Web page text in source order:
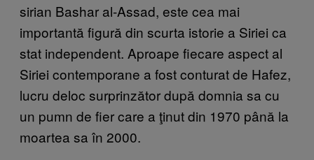
sirian Bashar al-Assad, este cea mai
importantă figură din scurta istorie a Siriei ca
stat independent. Aproape fiecare aspect al
Siriei contemporane a fost conturat de Hafez,
lucru deloc surprinzător după domnia sa cu
un pumn de fier care a ţinut din 1970 până la
moartea sa în 2000.